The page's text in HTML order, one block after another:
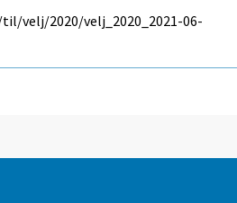
velj/2020/velj_2020_2021-06-